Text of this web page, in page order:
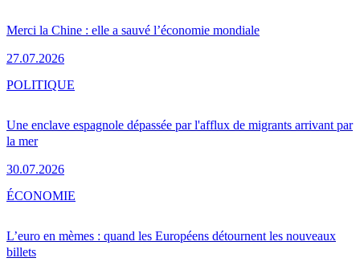
Merci la Chine : elle a sauvé l’économie mondiale
27.07.2026
Une enclave espagnole dépassée par l'afflux de migrants arrivant par
la mer
30.07.2026
POLITIQUE
L’euro en mèmes : quand les Européens détournent les nouveaux
billets
ÉCONOMIE